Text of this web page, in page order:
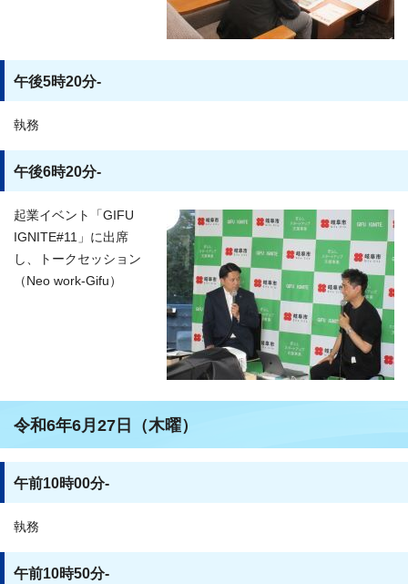
午後5時20分-
執務
午後6時20分-
起業イベント「GIFU
IGNITE#11」に出席
し、トークセッション
（Neo work-Gifu）
令和6年6月27日（木曜）
午前10時00分-
執務
午前10時50分-